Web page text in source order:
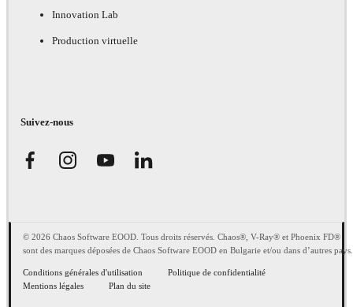
Innovation Lab
Production virtuelle
Suivez-nous
© 2026 Chaos Software EOOD. Tous droits réservés. Chaos®, V-Ray® et Phoenix FD®
sont des marques déposées de Chaos Software EOOD en Bulgarie et/ou dans d’autres pays.
Conditions générales d'utilisation
Politique de confidentialité
Mentions légales
Plan du site